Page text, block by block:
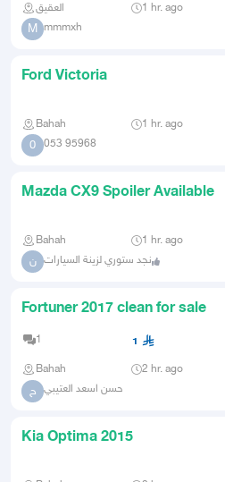
العقيق 1 hr. ago
M mmmxh
Ford Victoria
Bahah 1 hr. ago
0 053 95968
Mazda CX9 Spoiler Available
Bahah 1 hr. ago
ن نجد ستوري لزينة السيارات
Fortuner 2017 clean for sale
1 1
Bahah 2 hr. ago
ح حسن اسعد العتيبي
Kia Optima 2015